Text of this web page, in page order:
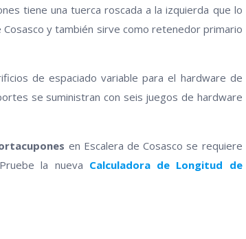
tiene una tuerca roscada a la izquierda que lo
y también sirve como retenedor primario
de espaciado variable para el hardware de
se suministran con seis juegos de hardware
en Escalera de Cosasco se requiere
la nueva Calculadora de Longitud de